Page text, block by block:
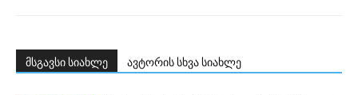
მსგავსი სიახლე ავტორის სხვა სიახლე